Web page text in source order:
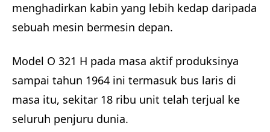
menghadirkan kabin yang lebih kedap daripada
sebuah mesin bermesin depan.
Model O 321 H pada masa aktif produksinya
sampai tahun 1964 ini termasuk bus laris di
masa itu, sekitar 18 ribu unit telah terjual ke
seluruh penjuru dunia.